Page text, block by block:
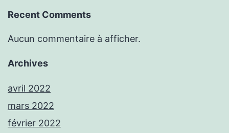
Recent Comments
Aucun commentaire à afficher.
Archives
avril 2022
mars 2022
février 2022